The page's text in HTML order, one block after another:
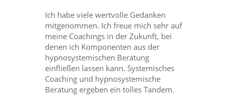
Ich habe viele wertvolle Gedanken
mitgenommen. Ich freue mich sehr auf
meine Coachings in der Zukunft, bei
denen ich Komponenten aus der
hypnosystemischen Beratung
einfließen lassen kann. ​Systemisches
Coaching und hypnosystemische
Beratung ergeben ein tolles Tandem.